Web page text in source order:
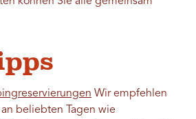
Wir empfehlen
beliebten Tagen wie